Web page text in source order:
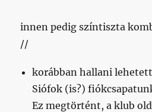
innen pedig színtiszta
//
korábban hallani
Siófok (is?)
Ez megtörtént, a klub